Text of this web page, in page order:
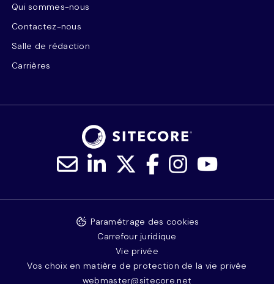
Qui sommes-nous
Contactez-nous
Salle de rédaction
Carrières
Paramétrage des cookies
Carrefour juridique
Vie privée
Vos choix en matière de protection de la vie privée
webmaster@sitecore.net